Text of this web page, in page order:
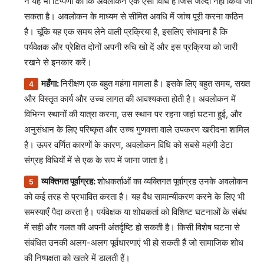
सकता है। अवलोकन के माध्यम से सीमित अवधि में जांच पूरी करना कठिन
है। चूंकि यह एक समय लेने वाली प्रक्रिया है, इसलिए संभावना है कि
पर्यवेक्षक और प्रेक्षित दोनों अपनी रुचि खो दें और इस प्रक्रिया को जारी
रखने से इनकार करें।
महँगा:निरीक्षण एक बहुत महंगा मामला है। इसके लिए बहुत समय, सख्त
और विस्तृत कार्य और उच्च लागत की आवश्यकता होती है। अवलोकन में
विभिन्न स्थानों की यात्रा करना, उस स्थान पर रहना जहां घटना हुई, और
अनुसंधान के लिए परिष्कृत और उच्च गुणवत्ता वाले उपकरण खरीदना शामिल
है। ऊपर वर्णित कारणों के कारण, अवलोकन विधि को सबसे महंगी डेटा
संग्रह विधियों में से एक के रूप में जाना जाता है।
व्यक्तिगत पूर्वाग्रह:शोधकर्ताओं का व्यक्तिगत पूर्वाग्रह उनके अवलोकन
को कई तरह से प्रभावित करता है। यह वैध सामान्यीकरण करने के लिए भी
समस्याएँ पैदा करता है। पर्यवेक्षक या शोधकर्ता को विशिष्ट घटनाओं के संबंध
में सही और गलत की अपनी अंतर्दृष्टि हो सकती है। किसी विशेष घटना से
संबंधित उनकी अलग-अलग पूर्वधारणाएं भी हो सकती हैं जो सामाजिक शोध
की निष्पक्षता को खतरे में डालती हैं।